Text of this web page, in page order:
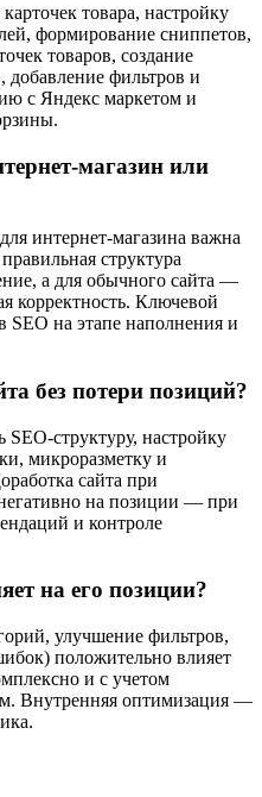
товара, настройку
формирование сниппетов,
товаров, создание
добавление фильтров и
с Яндекс маркетом и
магазин или
интернет-магазина важна
структура
а для обычного сайта —
корректность. Ключевой
SEO на этапе наполнения и
без потери позиций?
структуру, настройку
микроразметку и
сайта при
на позиции — при
и контроле
на его позиции?
улучшение фильтров,
положительно влияет
и с учетом
Внутренняя оптимизация —